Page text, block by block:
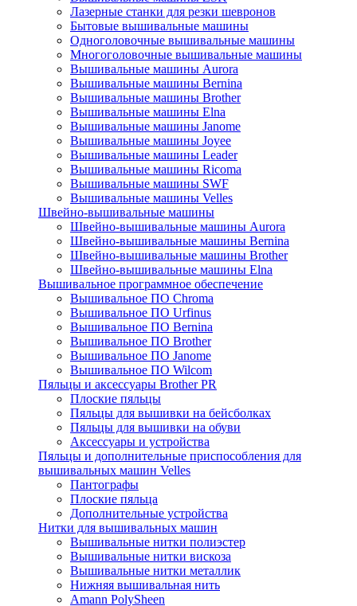
Лазерные станки для резки шевронов
Бытовые вышивальные машины
Одноголовочные вышивальные машины
Многоголовочные вышивальные машины
Вышивальные машины Aurora
Вышивальные машины Bernina
Вышивальные машины Brother
Вышивальные машины Elna
Вышивальные машины Janome
Вышивальные машины Joyee
Вышивальные машины Leader
Вышивальные машины Ricoma
Вышивальные машины SWF
Вышивальные машины Velles
Швейно-вышивальные машины
Швейно-вышивальные машины Aurora
Швейно-вышивальные машины Bernina
Швейно-вышивальные машины Brother
Швейно-вышивальные машины Elna
Вышивальное программное обеспечение
Вышивальное ПО Chroma
Вышивальное ПО Urfinus
Вышивальное ПО Bernina
Вышивальное ПО Brother
Вышивальное ПО Janome
Вышивальное ПО Wilcom
Пяльцы и аксессуары Brother PR
Плоские пяльцы
Пяльцы для вышивки на бейсболках
Пяльцы для вышивки на обуви
Аксессуары и устройства
Пяльцы и дополнительные приспособления для
вышивальных машин Velles
Пантографы
Плоские пяльца
Дополнительные устройства
Нитки для вышивальных машин
Вышивальные нитки полиэстер
Вышивальные нитки вискоза
Вышивальные нитки металлик
Нижняя вышивальная нить
Amann PolySheen